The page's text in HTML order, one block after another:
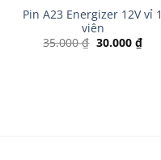
Pin A23 Energizer 12V vỉ 1
viên
35.000₫ Giá
30.000 ₫Giá
hiện